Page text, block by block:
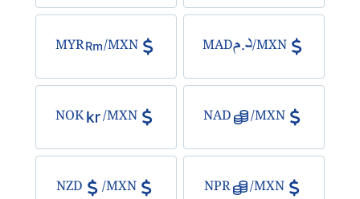
MXN
/
MAD
MXN
/
MYR
MXN
/
NAD
MXN
/
NOK
MXN
/
NPR
MXN
/
NZD